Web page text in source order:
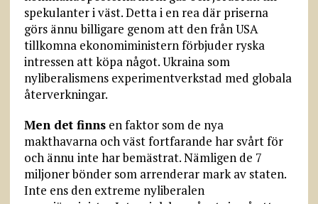
spekulanter i väst. Detta i en rea där priserna
görs ännu billigare genom att den från USA
tillkomna ekonomiministern förbjuder ryska
intressen att köpa något. Ukraina som
nyliberalismens experimentverkstad med globala
återverkningar.
Men det finnsen faktor som de nya
makthavarna och väst fortfarande har svårt för
och ännu inte har bemästrat. Nämligen de 7
miljoner bönder som arrenderar mark av staten.
Inte ens den extreme nyliberalen